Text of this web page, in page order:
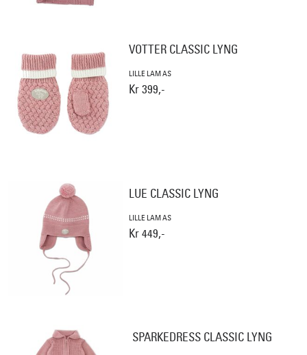
VOTTER CLASSIC LYNG
LILLE LAM AS
Kr 399,-
LUE CLASSIC LYNG
LILLE LAM AS
Kr 449,-
SPARKEDRESS CLASSIC LYNG